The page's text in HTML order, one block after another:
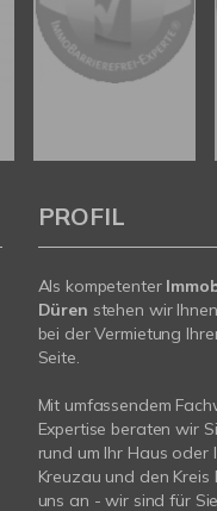
PROFIL
Als kompetenter
Düren stehen wir
bei der Vermietung
Seite.
Mit umfassendem
Expertise beraten wir
rund um Ihr Haus oder
Kreuzau und den Kreis
uns an - wir sind für